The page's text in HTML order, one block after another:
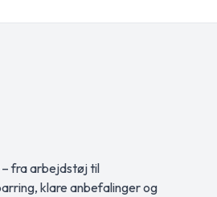
fra arbejdstøj til
klare anbefalinger og